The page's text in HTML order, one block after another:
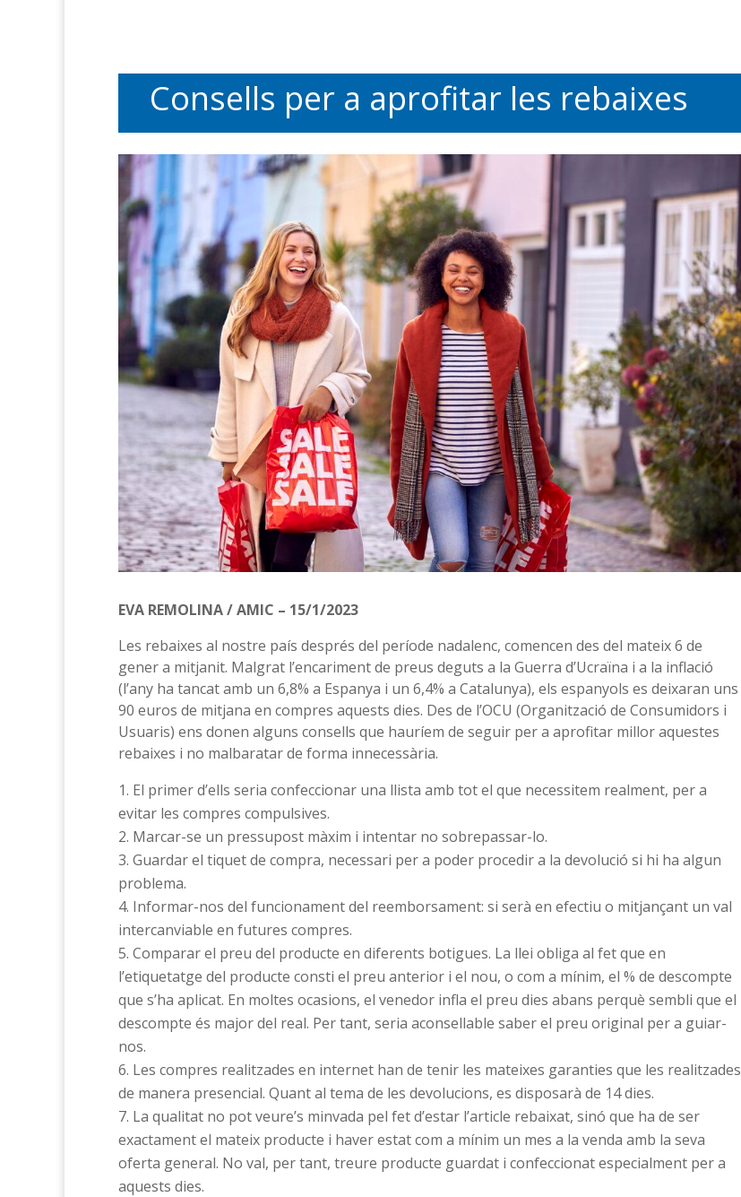
Consells per a aprofitar les rebaixes
EVA REMOLINA / AMIC – 15/1/2023
Les rebaixes al nostre país després del període nadalenc, comencen des del mateix 6 de
gener a mitjanit. Malgrat l’encariment de preus deguts a la Guerra d’Ucraïna i a la inflació
(l’any ha tancat amb un 6,8% a Espanya i un 6,4% a Catalunya), els espanyols es deixaran uns
90 euros de mitjana en compres aquests dies. Des de l’OCU (Organització de Consumidors i
Usuaris) ens donen alguns consells que hauríem de seguir per a aprofitar millor aquestes
rebaixes i no malbaratar de forma innecessària.
El primer d’ells seria confeccionar una llista amb tot el que necessitem realment, per a
evitar les compres compulsives.
Marcar-se un pressupost màxim i intentar no sobrepassar-lo.
Guardar el tiquet de compra, necessari per a poder procedir a la devolució si hi ha algun
problema.
Informar-nos del funcionament del reemborsament: si serà en efectiu o mitjançant un val
intercanviable en futures compres.
Comparar el preu del producte en diferents botigues. La llei obliga al fet que en
l’etiquetatge del producte consti el preu anterior i el nou, o com a mínim, el % de descompte
que s’ha aplicat. En moltes ocasions, el venedor infla el preu dies abans perquè sembli que el
descompte és major del real. Per tant, seria aconsellable saber el preu original per a guiar-
nos.
Les compres realitzades en internet han de tenir les mateixes garanties que les realitzades
de manera presencial. Quant al tema de les devolucions, es disposarà de 14 dies.
La qualitat no pot veure’s minvada pel fet d’estar l’article rebaixat, sinó que ha de ser
exactament el mateix producte i haver estat com a mínim un mes a la venda amb la seva
oferta general. No val, per tant, treure producte guardat i confeccionat especialment per a
aquests dies.